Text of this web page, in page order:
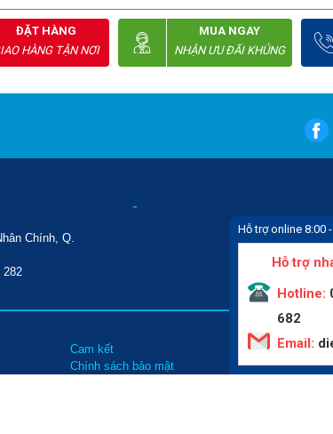
ĐẶT HÀNG
HÀNG TẬN NƠI
MUA NGAY
NHẬN ƯU ĐÃI KHỦNG
Chính, Q.
282
-
Cam kết
Chính sách bảo mật
Tin tức
Liên hệ
Hỗ trợ online 8:00
Hỗ trợ
Hotline:
682
Email: